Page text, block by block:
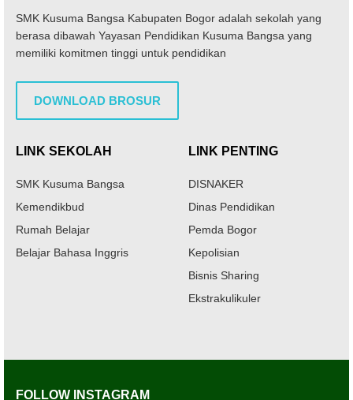
SMK Kusuma Bangsa Kabupaten Bogor adalah sekolah yang
berasa dibawah Yayasan Pendidikan Kusuma Bangsa yang
memiliki komitmen tinggi untuk pendidikan
DOWNLOAD BROSUR
LINK SEKOLAH
SMK Kusuma Bangsa
Kemendikbud
Rumah Belajar
Belajar Bahasa Inggris
LINK PENTING
DISNAKER
Dinas Pendidikan
Pemda Bogor
Kepolisian
Bisnis Sharing
Ekstrakulikuler
FOLLOW INSTAGRAM